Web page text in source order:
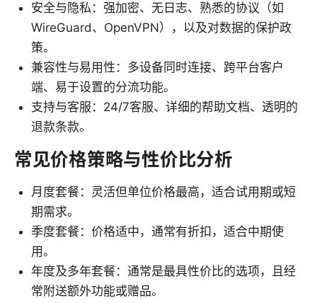
安全与隐私：强加密、无日志、熟悉的协议（如
WireGuard、OpenVPN），以及对数据的保护政
策。
兼容性与易用性：多设备同时连接、跨平台客户
端、易于设置的分流功能。
支持与客服：24/7客服、详细的帮助文档、透明的
退款条款。
常见价格策略与性价比分析
月度套餐：灵活但单位价格最高，适合试用期或短
期需求。
季度套餐：价格适中，通常有折扣，适合中期使
用。
年度及多年套餐：通常是最具性价比的选项，且经
常附送额外功能或赠品。